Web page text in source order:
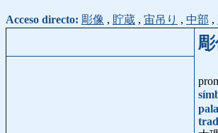
Acceso directo: 彫像 , 貯蔵 , 宙吊り , 中部 ,